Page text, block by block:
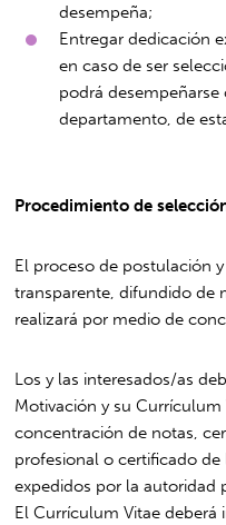
desempeña;
Entregar dedicación
en caso de ser
podrá
departamento, de
Procedimiento de
El proceso de postulación
transparente, difundido de
realizará por medio de
Los y las interesados/as
Motivación y su
concentración de notas,
profesional o certificado
expedidos por la autoridad
El Currículum Vitae